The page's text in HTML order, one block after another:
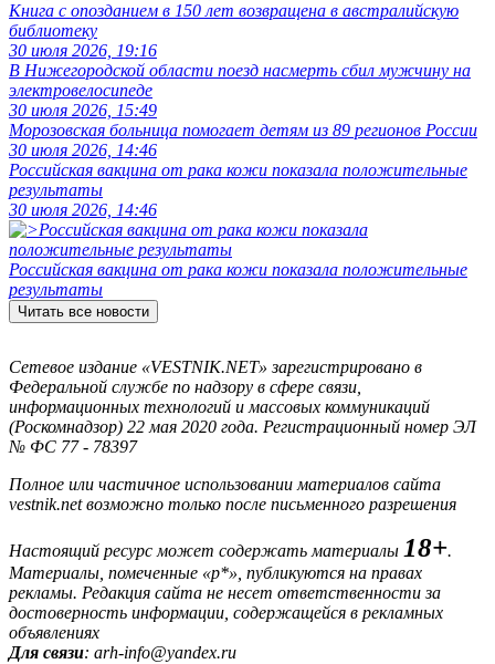
Книга с опозданием в 150 лет возвращена в австралийскую
библиотеку
30 июля 2026, 19:16
В Нижегородской области поезд насмерть сбил мужчину на
электровелосипеде
30 июля 2026, 15:49
Морозовская больница помогает детям из 89 регионов России
30 июля 2026, 14:46
Российская вакцина от рака кожи показала положительные
результаты
30 июля 2026, 14:46
Российская вакцина от рака кожи показала положительные
результаты
Читать все новости
Сетевое издание «VESTNIK.NET» зарегистрировано в
Федеральной службе по надзору в сфере связи,
информационных технологий и массовых коммуникаций
(Роскомнадзор) 22 мая 2020 года. Регистрационный номер ЭЛ
№ ФС 77 - 78397
Полное или частичное использовании материалов сайта
vestnik.net возможно только после письменного разрешения
Настоящий ресурс может содержать материалы 18+.
Материалы, помеченные «р*», публикуются на правах
рекламы. Редакция сайта не несет ответственности за
достоверность информации, содержащейся в рекламных
объявлениях
Для связи: arh-info@yandex.ru